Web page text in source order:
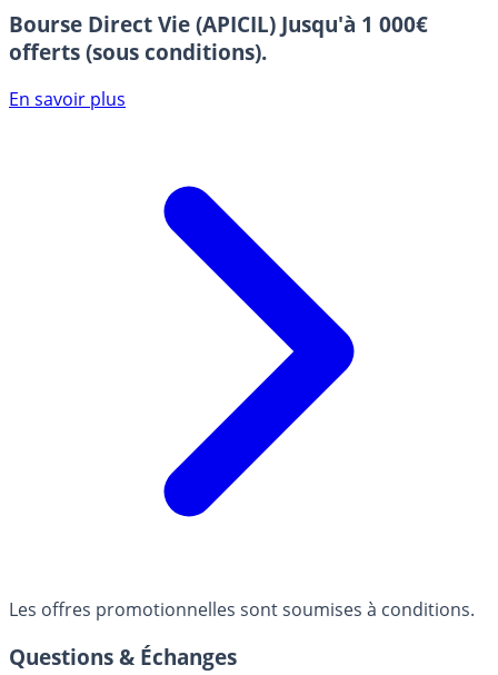
Bourse Direct Vie (APICIL) Jusqu'à 1 000€
offerts (sous conditions).
En savoir plus
Les offres promotionnelles sont soumises à conditions.
Questions & Échanges